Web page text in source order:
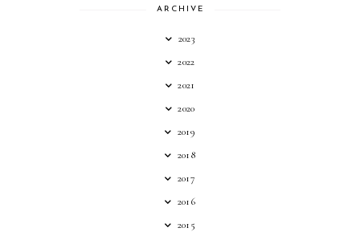
ARCHIVE
2023
2022
2021
2020
2019
2018
2017
2016
2015